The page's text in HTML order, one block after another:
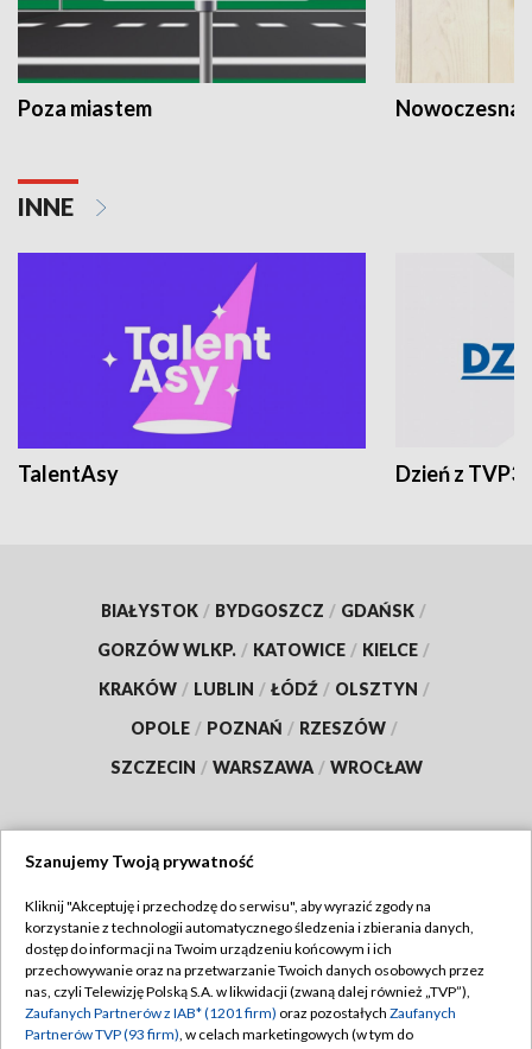
Poza miastem Nowoczesna
INNE
TalentAsy Dzień z TVP3
BIAŁYSTOK / BYDGOSZCZ / GDAŃSK /
GORZÓW WLKP. / KATOWICE / KIELCE /
KRAKÓW / LUBLIN / ŁÓDŹ / OLSZTYN /
OPOLE / POZNAŃ / RZESZÓW /
SZCZECIN / WARSZAWA / WROCŁAW
TVP
Abonament TVP
Emisja w TVP
Regulamin TVP
Polityka prywatności
Szanujemy Twoją prywatność
Kliknij "Akceptuję i przechodzę do serwisu", aby wyrazić zgody na
korzystanie z technologii automatycznego śledzenia i zbierania danych,
dostęp do informacji na Twoim urządzeniu końcowym i ich
przechowywanie oraz na przetwarzanie Twoich danych osobowych przez
nas, czyli Telewizję Polską S.A. w likwidacji (zwaną dalej również „TVP”),
Zaufanych Partnerów z IAB* (1201 firm) oraz pozostałych Zaufanych
Partnerów TVP (93 firm), w celach marketingowych (w tym do